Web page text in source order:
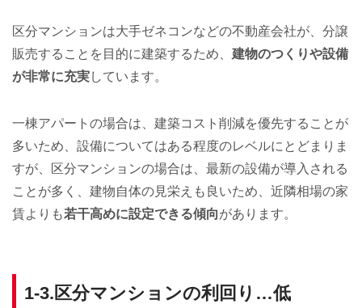
区分マンションは大手ゼネコンなどの不動産会社が、分譲
販売することを目的に建築するため、 建物のつくりや設備
が非常に充実しています。
一棟アパートの場合は、建築コスト削減を優先することが
多いため、設備についてはある程度のレベルにとどまりま
すが、区分マンションの場合は、最新の設備が導入される
ことが多く、建物自体の見栄えも良いため、近隣相場の家
賃よりも若干高めに設定できる傾向があります。
1-3.区分マンションの利回り…低